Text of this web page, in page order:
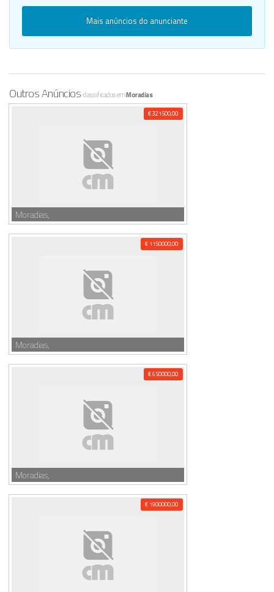
Mais anúncios do anunciante
Outros Anúncios classificados emMoradias
€ 321500,00
Moradias,
€ 1150000,00
Moradias,
€ 650000,00
Moradias,
€ 1900000,00